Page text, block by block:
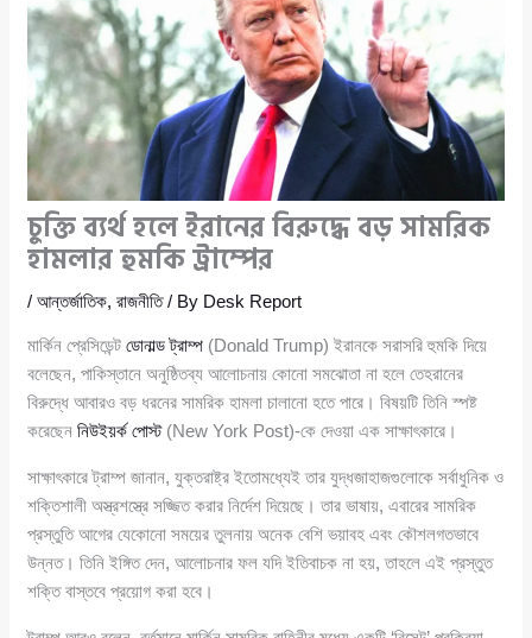
চুক্তি ব্যর্থ হলে ইরানের বিরুদ্ধে বড় সামরিক
হামলার হুমকি ট্রাম্পের
/আন্তর্জাতিক,রাজনীতি/ By Desk Report
মার্কিন প্রেসিডেন্টডোনাল্ড ট্রাম্প (Donald Trump) ইরানকে সরাসরি হুমকি দিয়ে
বলেছেন, পাকিস্তানে অনুষ্ঠিতব্য আলোচনায় কোনো সমঝোতা না হলে তেহরানের
বিরুদ্ধে আবারও বড় ধরনের সামরিক হামলা চালানো হতে পারে। বিষয়টি তিনি স্পষ্ট
করেছেননিউইয়র্ক পোস্ট(New York Post)-কে দেওয়া এক সাক্ষাৎকারে।
সাক্ষাৎকারে ট্রাম্প জানান, যুক্তরাষ্ট্র ইতোমধ্যেই তার যুদ্ধজাহাজগুলোকে সর্বাধুনিক ও
শক্তিশালী অস্ত্রশস্ত্রে সজ্জিত করার নির্দেশ দিয়েছে। তার ভাষায়, এবারের সামরিক
প্রস্তুতি আগের যেকোনো সময়ের তুলনায় অনেক বেশি ভয়াবহ এবং কৌশলগতভাবে
উন্নত। তিনি ইঙ্গিত দেন, আলোচনার ফল যদি ইতিবাচক না হয়, তাহলে এই প্রস্তুত
শক্তি বাস্তবে প্রয়োগ করা হবে।